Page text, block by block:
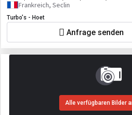
Frankreich, Seclin
Turbo's - Hoet
Anfrage senden
Alle verfügbaren Bilder